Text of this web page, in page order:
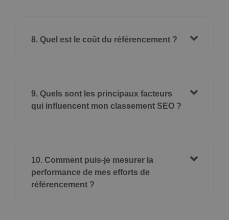
8. Quel est le coût du référencement ?
9. Quels sont les principaux facteurs
qui influencent mon classement SEO ?
10. Comment puis-je mesurer la
performance de mes efforts de
référencement ?